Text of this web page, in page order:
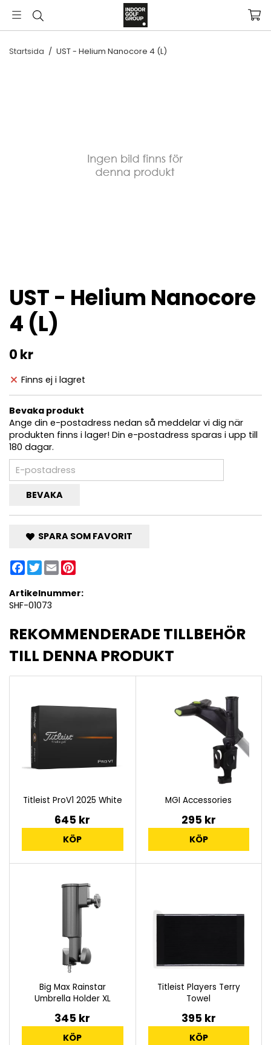
Startsida / UST - Helium Nanocore 4 (L)
UST - Helium Nanocore
4 (L)
0 kr
Finns ej i lagret
Bevaka produkt
Ange din e-postadress nedan så meddelar vi dig när
produkten finns i lager! Din e-postadress sparas i upp till
180 dagar.
BEVAKA
SPARA SOM FAVORIT
Facebook
Twitter
Email
Artikelnummer:
SHF-01073
REKOMMENDERADE TILLBEHÖR
TILL DENNA PRODUKT
Titleist ProV1 2025 White
645 kr
KÖP
MGI Accessories
295 kr
KÖP
Big Max Rainstar
Umbrella Holder XL
345 kr
KÖP
Titleist Players Terry
Towel
395 kr
KÖP